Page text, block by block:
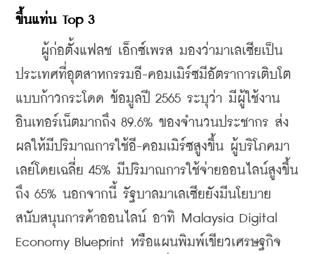
ขึ้นแท่น Top 3
ผู้ก่อตั้งแฟลช เอ็กซ์เพรส มองว่ามาเลเซียเป็น
ประเทศที่อุตสาหกรรมอี-คอมเมิร์ซมีอัตราการเติบโต
แบบก้าวกระโดด ข้อมูลปี 2565 ระบุว่า มีผู้ใช้งาน
อินเทอร์เน็ตมากถึง 89.6% ของจำนวนประชากร ส่ง
ผลให้มีปริมาณการใช้อี-คอมเมิร์ซสูงขึ้น ผู้บริโภคมา
เลย์โดยเฉลี่ย 45% มีปริมาณการใช้จ่ายออนไลน์สูงขึ้น
ถึง 65% นอกจากนี้ รัฐบาลมาเลเซียยังมีนโยบาย
สนับสนุนการค้าออนไลน์ อาทิ Malaysia Digital
Economy Blueprint หรือแผนพิมพ์เขียวเศรษฐกิจ